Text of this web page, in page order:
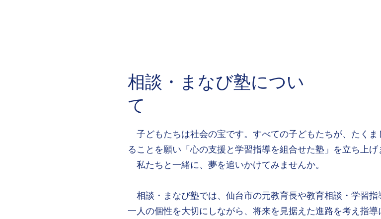
相談・まなび塾につい
て
子どもたちは社会の宝です。すべての子どもたちが、たくま
ることを願い「心の支援と学習指導を組合せた塾」を立ち上げ
私たちと一緒に、夢を追いかけてみませんか。
相談・まなび塾では、仙台市の元教育長や教育相談・学習指
一人の個性を大切にしながら、将来を見据えた進路を考え指導